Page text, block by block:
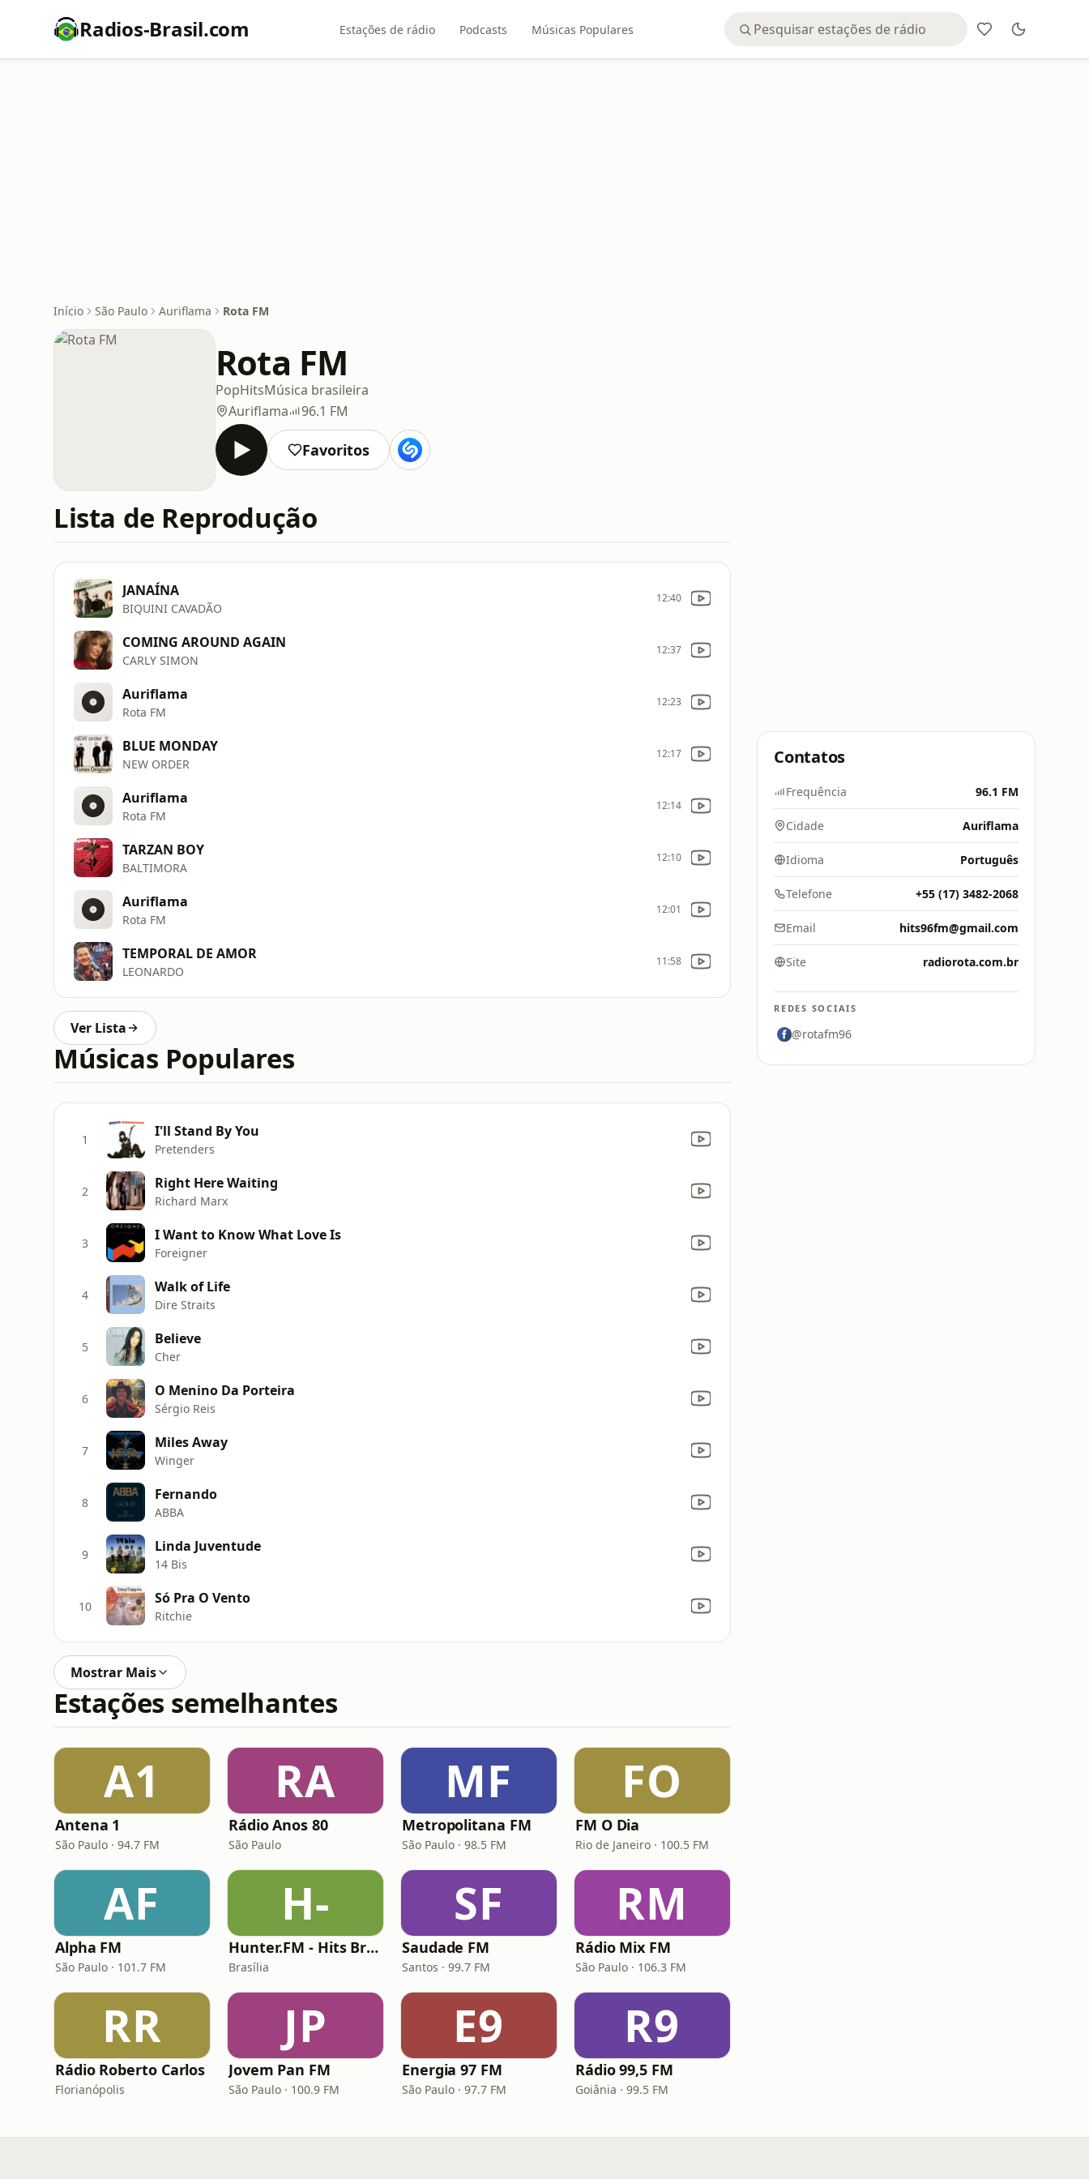
Radios-Brasil.com Estações de rádio Podcasts Músicas Populares
Início São Paulo Auriflama Rota FM
Rota FM
PopHitsMúsica brasileira
Auriflama
96.1 FM
Favoritos
Lista de Reprodução
JANAÍNA
BIQUINI CAVADÃO
12:40
COMING AROUND AGAIN
CARLY SIMON
12:37
Auriflama
Rota FM
12:23
BLUE MONDAY
NEW ORDER
12:17
Auriflama
Rota FM
12:14
TARZAN BOY
BALTIMORA
12:10
Auriflama
Rota FM
12:01
TEMPORAL DE AMOR
LEONARDO
11:58
Ver Lista
Músicas Populares
1 I'll Stand By You
Pretenders
2 Right Here Waiting
Richard Marx
3 I Want to Know What Love Is
Foreigner
4 Walk of Life
Dire Straits
5 Believe
Cher
6 O Menino Da Porteira
Sérgio Reis
7 Miles Away
Winger
8 Fernando
ABBA
9 Linda Juventude
14 Bis
10 Só Pra O Vento
Ritchie
Mostrar Mais
Estações semelhantes
A1
Antena 1
São Paulo · 94.7 FM
RA
Rádio Anos 80
São Paulo
MF
Metropolitana FM
São Paulo · 98.5 FM
FO
FM O Dia
Rio de Janeiro · 100.5 FM
AF
Alpha FM
São Paulo · 101.7 FM
H-
Hunter.FM - Hits Brasil
Brasília
SF
Saudade FM
Santos · 99.7 FM
RM
Rádio Mix FM
São Paulo · 106.3 FM
RR
Rádio Roberto Carlos
Florianópolis
JP
Jovem Pan FM
São Paulo · 100.9 FM
E9
Energia 97 FM
São Paulo · 97.7 FM
R9
Rádio 99,5 FM
Goiânia · 99.5 FM
Contatos
Frequência 96.1 FM
Cidade Auriflama
Idioma Português
Telefone +55 (17) 3482-2068
Email hits96fm@gmail.com
Site radiorota.com.br
REDES SOCIAIS
@rotafm96